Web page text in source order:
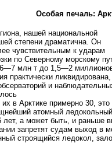
Особая печаль:
нашей национальной
степени драматична. Он
чувствительным к ударам
по Северному морскому
млн т до 1,5—2
практически ликвидирована,
и
в Арктике примерно 30, это
атомный ледокольный
а может быть, и раньше
запретят судам выход в
строящийся ледокол,